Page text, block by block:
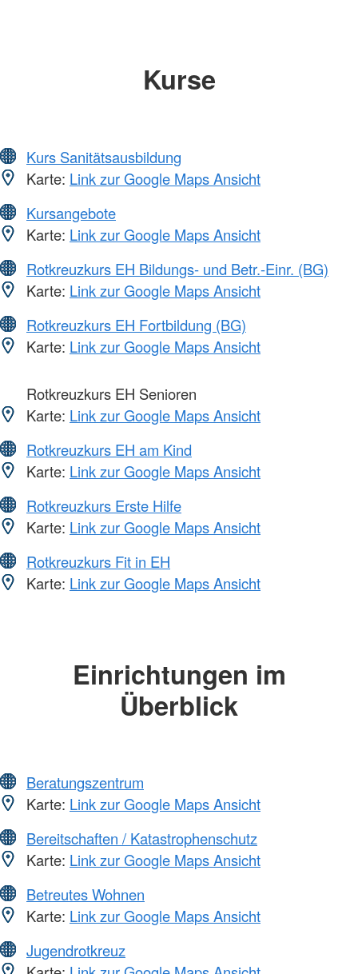
Kurse
Kurs Sanitätsausbildung
Karte: Link zur Google Maps Ansicht
Kursangebote
Karte: Link zur Google Maps Ansicht
Rotkreuzkurs EH Bildungs- und Betr.-Einr. (BG)
Karte: Link zur Google Maps Ansicht
Rotkreuzkurs EH Fortbildung (BG)
Karte: Link zur Google Maps Ansicht
Rotkreuzkurs EH Senioren
Karte: Link zur Google Maps Ansicht
Rotkreuzkurs EH am Kind
Karte: Link zur Google Maps Ansicht
Rotkreuzkurs Erste Hilfe
Karte: Link zur Google Maps Ansicht
Rotkreuzkurs Fit in EH
Karte: Link zur Google Maps Ansicht
Einrichtungen im
Überblick
Beratungszentrum
Karte: Link zur Google Maps Ansicht
Bereitschaften / Katastrophenschutz
Karte: Link zur Google Maps Ansicht
Betreutes Wohnen
Karte: Link zur Google Maps Ansicht
Jugendrotkreuz